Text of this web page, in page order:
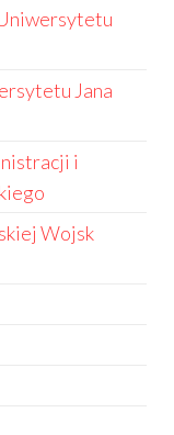
Jana
i
Wojsk